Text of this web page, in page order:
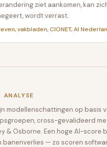
ziet aankomen, kan
wordt verrast.
vakbladen, CIONET, AI
ANALYSE
modellenschattingen op basis
cross-gevalideerd
& Osborne. Een hoge AI-score
banenverlies — zo scoren